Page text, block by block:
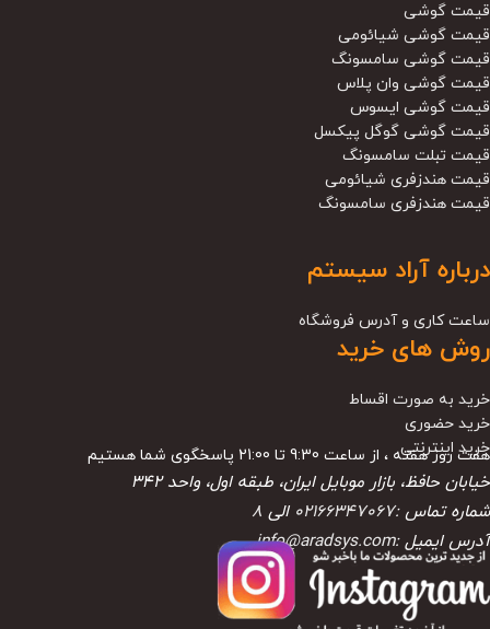
قیمت گوشی
قیمت گوشی شیائومی
قیمت گوشی سامسونگ
قیمت گوشی وان پلاس
قیمت گوشی ایسوس
قیمت گوشی گوگل پیکسل
قیمت تبلت سامسونگ
قیمت هندزفری شیائومی
قیمت هندزفری سامسونگ
درباره آراد سیستم
ساعت کاری و آدرس فروشگاه
روش های خرید
خرید به صورت اقساط
خرید حضوری
خرید اینترنتی
هفت روز هفته ، از ساعت 9:30 تا 21:00 پاسخگوی شما هستیم
خیابان حافظ، بازار موبایل ایران، طبقه اول، واحد ۳۴۲
شماره تماس :02166347067 الی 8
آدرس ایمیل :info@aradsys.com